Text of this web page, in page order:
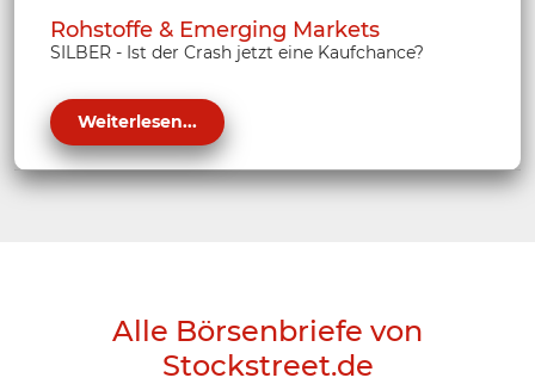
Rohstoffe & Emerging Markets
SILBER - Ist der Crash jetzt eine Kaufchance?
Weiterlesen...
Alle Börsenbriefe von
Stockstreet.de